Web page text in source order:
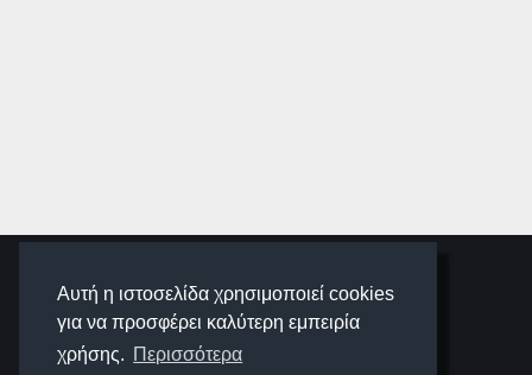
Αυτή η ιστοσελίδα χρησιμοποιεί cookies
για να προσφέρει καλύτερη εμπειρία
χρήσης. Περισσότερα
SCHOOLIGANS
SCHOOLWAVE